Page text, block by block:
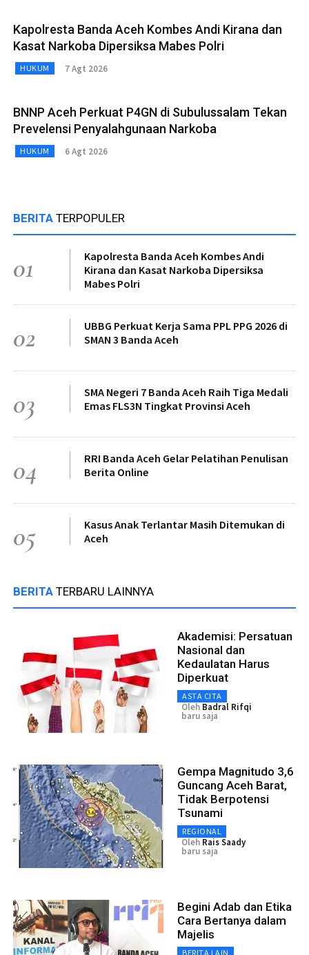
Kapolresta Banda Aceh Kombes Andi Kirana dan
Kasat Narkoba Dipersiksa Mabes Polri
HUKUM 7 Agt 2026
BNNP Aceh Perkuat P4GN di Subulussalam Tekan
Prevelensi Penyalahgunaan Narkoba
HUKUM 6 Agt 2026
BERITA TERPOPULER
01
Kapolresta Banda Aceh Kombes Andi
Kirana dan Kasat Narkoba Dipersiksa
Mabes Polri
02
UBBG Perkuat Kerja Sama PPL PPG 2026 di
SMAN 3 Banda Aceh
03
SMA Negeri 7 Banda Aceh Raih Tiga Medali
Emas FLS3N Tingkat Provinsi Aceh
04
RRI Banda Aceh Gelar Pelatihan Penulisan
Berita Online
05
Kasus Anak Terlantar Masih Ditemukan di
Aceh
BERITA TERBARU LAINNYA
Akademisi: Persatuan
Nasional dan
Kedaulatan Harus
Diperkuat
ASTA CITA
Oleh Badral Rifqi
baru saja
Gempa Magnitudo 3,6
Guncang Aceh Barat,
Tidak Berpotensi
Tsunami
REGIONAL
Oleh Rais Saady
baru saja
Begini Adab dan Etika
Cara Bertanya dalam
Majelis
BERITA LAIN